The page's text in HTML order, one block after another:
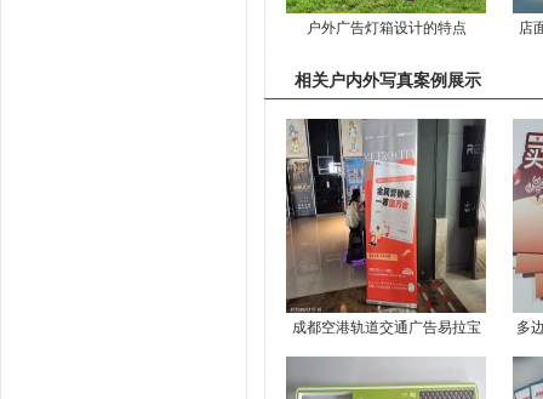
户外广告灯箱设计的特点 店
相关户内外写真案例 展示
成都空港轨道交通广告易拉宝
展架安装
多